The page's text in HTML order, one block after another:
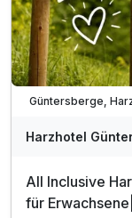
Güntersberge,
Harzhotel
All Inclusive
für